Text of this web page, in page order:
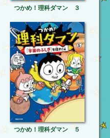
つかめ！理科ダマン ３
つかめ！理科ダマン ５